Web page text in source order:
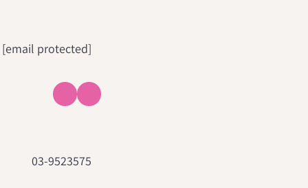
[email protected]
03-9523575